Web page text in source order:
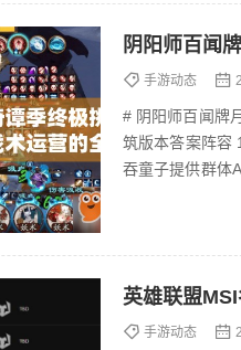
阴阳师百闻
手游动态
# 阴阳师百闻牌
筑版本答案阵容
吞童子提供群体
英雄联盟
手游动态